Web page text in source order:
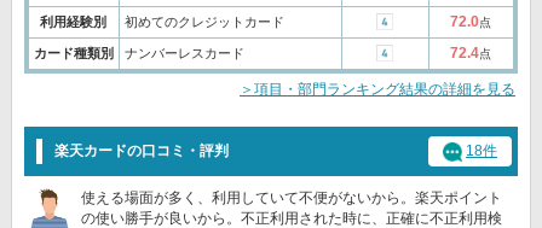
利用経験別 初めてのクレジットカード 72.0点
カード種類別 ナンバーレスカード 72.4点
＞項目・部門ランキング結果の詳細を見る
楽天カードの口コミ・評判 18件
使える場面が多く、利用していて不便がないから。楽天ポイント
の使い勝手が良いから。不正利用された時に、正確に不正利用検